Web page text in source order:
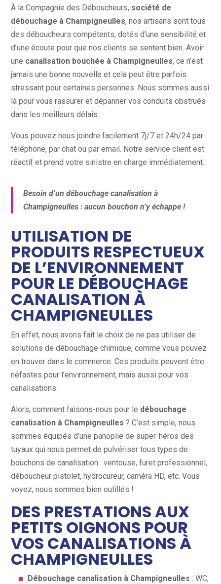
À la Compagnie des Déboucheurs, société de
débouchage à Champigneulles, nos artisans sont tous
des déboucheurs compétents, dotés d’une sensibilité et
d’une écoute pour que nos clients se sentent bien. Avoir
une canalisation bouchée à Champigneulles, ce n’est
jamais une bonne nouvelle et cela peut être parfois
stressant pour certaines personnes. Nous sommes aussi
là pour vous rassurer et dépanner vos conduits obstrués
dans les meilleurs délais.
Vous pouvez nous joindre facilement 7j/7 et 24h/24 par
téléphone, par chat ou par email. Notre service client est
réactif et prend votre sinistre en charge immédiatement.
Besoin d’un débouchage canalisation à
Champigneulles : aucun bouchon n’y échappe !
UTILISATION DE
PRODUITS RESPECTUEUX
DE L’ENVIRONNEMENT
POUR LE DÉBOUCHAGE
CANALISATION À
CHAMPIGNEULLES
En effet, nous avons fait le choix de ne pas utiliser de
solutions de débouchage chimique, comme vous pouvez
en trouver dans le commerce. Ces produits peuvent être
néfastes pour l’environnement, mais aussi pour vos
canalisations.
Alors, comment faisons-nous pour le débouchage
canalisation à Champigneulles? C’est simple, nous
sommes équipés d’une panoplie de super-héros des
tuyaux qui nous permet de pulvériser tous types de
bouchons de canalisation : ventouse, furet professionnel,
déboucheur pistolet, hydrocureur, caméra HD, etc. Vous
voyez, nous sommes bien outillés !
DES PRESTATIONS AUX
PETITS OIGNONS POUR
VOS CANALISATIONS À
CHAMPIGNEULLES
Débouchage canalisation à Champigneulles : WC,